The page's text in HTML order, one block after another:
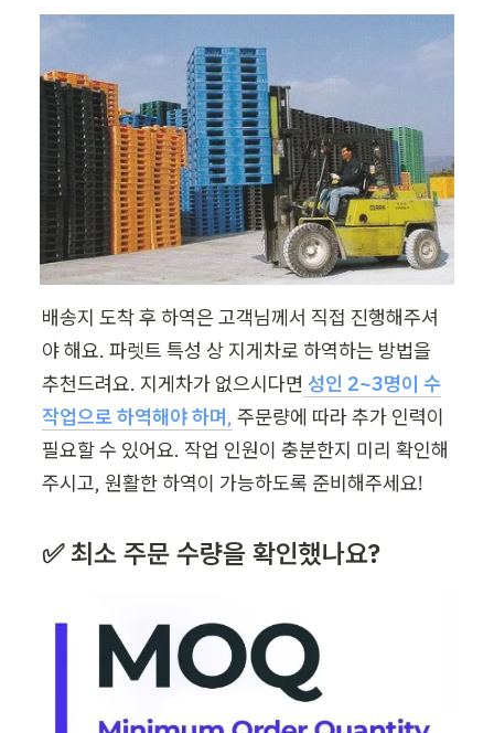
배송지 도착 후 하역은 고객님께서 직접 진행해주셔
야 해요. 파렛트 특성 상 지게차로 하역하는 방법을
추천드려요. 지게차가 없으시다면 성인 2~3명이 수
작업으로 하역해야 하며, 주문량에 따라 추가 인력이
필요할 수 있어요. 작업 인원이 충분한지 미리 확인해
주시고, 원활한 하역이 가능하도록 준비해주세요!
✅ 최소 주문 수량을 확인했나요?